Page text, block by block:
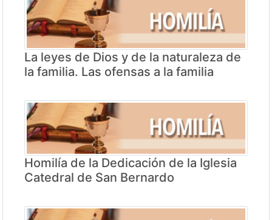
La leyes de Dios y de la naturaleza de
la familia. Las ofensas a la familia
Homilía de la Dedicación de la Iglesia
Catedral de San Bernardo